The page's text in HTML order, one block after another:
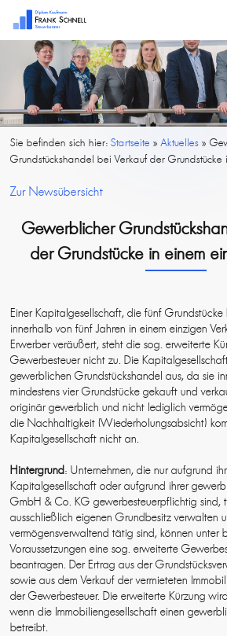
Sie befinden sich hier:Startseite »Aktuelles »
Grundstückshandel bei Verkauf der
Zur Newsübersicht
Gewerblicher
der Grundstücke in einem
Einer Kapitalgesellschaft, die fünf
innerhalb von fünf Jahren in einem einzigen
Erwerber veräußert, steht die sog. erweiterte
Gewerbesteuer nicht zu. Die
gewerblichen Grundstückshandel aus, da sie
mindestens vier Grundstücke gekauft und
originär gewerblich und nicht lediglich
die Nachhaltigkeit (Wiederholungsabsicht)
Kapitalgesellschaft nicht an.
Hintergrund: Unternehmen, die nur aufgrund
Kapitalgesellschaft oder aufgrund ihrer
GmbH & Co. KG gewerbesteuerpflichtig sind,
ausschließlich eigenen Grundbesitz verwalten
vermögensverwaltend tätig sind, können unter
Voraussetzungen eine sog. erweiterte
beantragen. Der Ertrag aus der
sowie aus dem Verkauf der vermieteten
der Gewerbesteuer. Die erweiterte Kürzung
wenn die Immobiliengesellschaft einen
betreibt.